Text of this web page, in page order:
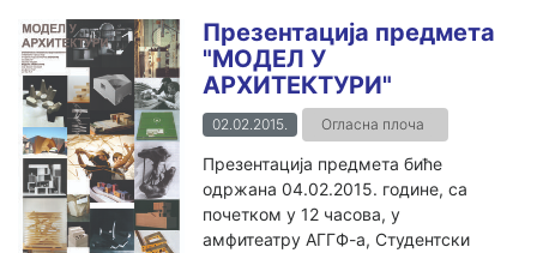
Презентација предмета
"МОДЕЛ У
АРХИТЕКТУРИ"
02.02.2015. Огласна плоча
Презентација предмета биће
одржана 04.02.2015. године, са
почетком у 12 часова, у
амфитеатру АГГФ-а, Студентски